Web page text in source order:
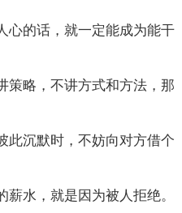
心的话，就一定能成为能干
策略，不讲方式和方法，那
此沉默时，不妨向对方借个
水，就是因为被人拒绝。